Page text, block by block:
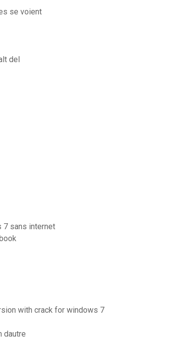
se voient
del
7 sans internet
with crack for windows 7
dautre